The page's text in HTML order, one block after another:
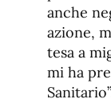
anche
azione,
tesa a
mi ha